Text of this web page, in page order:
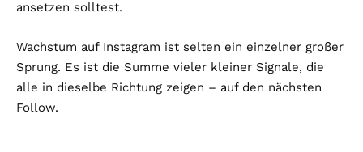
ansetzen solltest.
Wachstum auf Instagram ist selten ein einzelner großer
Sprung. Es ist die Summe vieler kleiner Signale, die
alle in dieselbe Richtung zeigen – auf den nächsten
Follow.